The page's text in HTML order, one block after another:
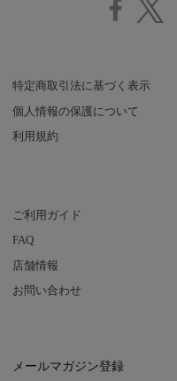
特定商取引法に基づく表示
個人情報の保護について
利用規約
ご利用ガイド
FAQ
店舗情報
お問い合わせ
メールマガジン登録